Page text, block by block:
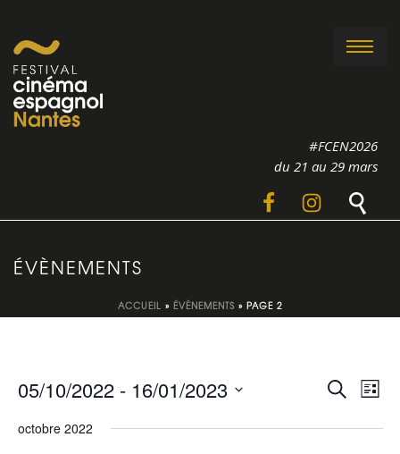
#FCEN2026
du 21 au 29 mars
ÉVÈNEMENTS
ACCUEIL » ÉVÈNEMENTS » PAGE 2
R
e
Recherche
N
a
Liste
05/10/2022 - 16/01/2023
une
octobre 2022